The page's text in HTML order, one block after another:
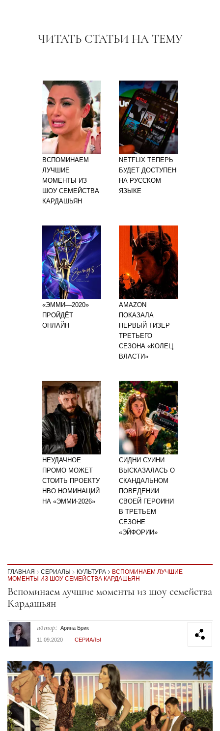
ЧИТАТЬ СТАТЬИ НА ТЕМУ
ВСПОМИНАЕМ
ЛУЧШИЕ
МОМЕНТЫ ИЗ
ШОУ СЕМЕЙСТВА
КАРДАШЬЯН
NETFLIX ТЕПЕРЬ
БУДЕТ ДОСТУПЕН
НА РУССКОМ
ЯЗЫКЕ
«ЭММИ—2020»
ПРОЙДЁТ
ОНЛАЙН
AMAZON
ПОКАЗАЛА
ПЕРВЫЙ ТИЗЕР
ТРЕТЬЕГО
СЕЗОНА «КОЛЕЦ
ВЛАСТИ»
НЕУДАЧНОЕ
ПРОМО МОЖЕТ
СТОИТЬ ПРОЕКТУ
HBO НОМИНАЦИЙ
НА «ЭММИ-2026»
СИДНИ СУИНИ
ВЫСКАЗАЛАСЬ О
СКАНДАЛЬНОМ
ПОВЕДЕНИИ
СВОЕЙ ГЕРОИНИ
В ТРЕТЬЕМ
СЕЗОНЕ
«ЭЙФОРИИ»
ГЛАВНАЯ СЕРИАЛЫ КУЛЬТУРА
ВСПОМИНАЕМ ЛУЧШИЕ
МОМЕНТЫ ИЗ ШОУ СЕМЕЙСТВА КАРДАШЬЯН
Секция статей
Вспоминаем лучшие моменты из шоу семейства
Кардашьян
автор: Арина Брик
11.09.2020
СЕРИАЛЫ